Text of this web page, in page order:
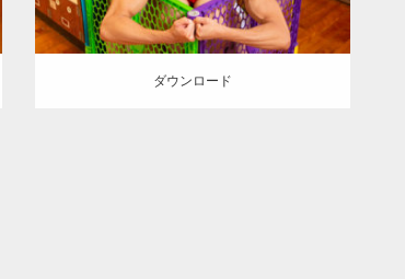
ダウンロード